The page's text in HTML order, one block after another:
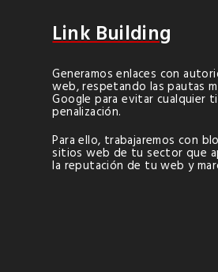
Link Building
Generamos enlaces con
web, respetando las pautas
Google para evitar cualquier
penalización.
Para ello, trabajaremos con
sitios web de tu sector que
la reputación de tu web y